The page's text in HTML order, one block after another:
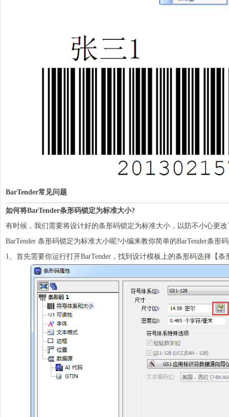
BarTender常见问题
如何将BarTender条形码锁定为标准大小?
有时候，我们需要将设计好的条形码锁定为标准大小，以防不小心更
BarTender 条形码锁定为标准大小呢?小编来教你简单的BarTender条形
1、首先需要你运行打开BarTender，找到设计模板上的条形码选择【